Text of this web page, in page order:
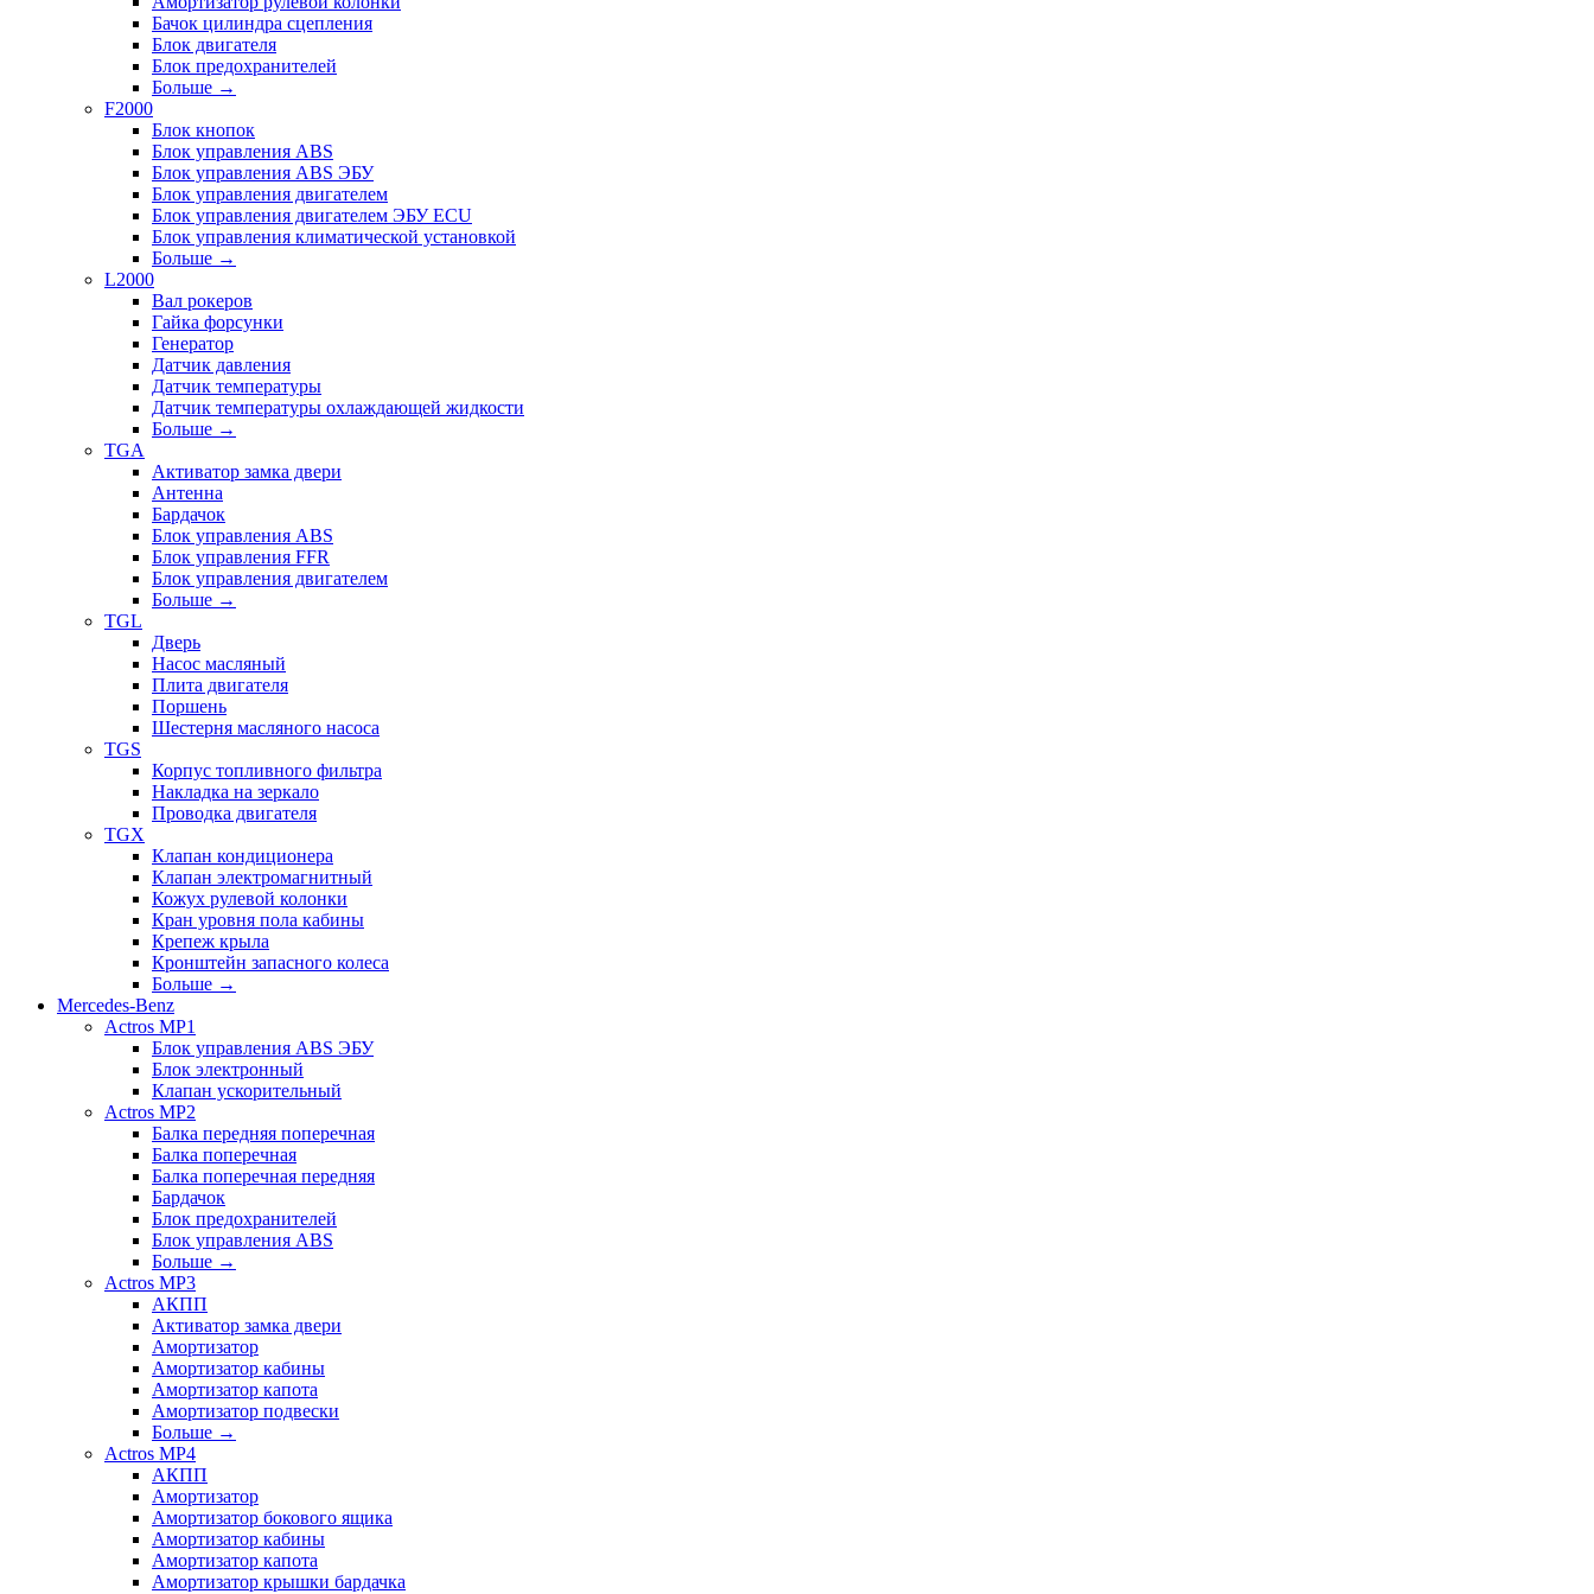
Бачок цилиндра сцепления
Блок двигателя
Блок предохранителей
Больше →
F2000
Блок кнопок
Блок управления ABS
Блок управления ABS ЭБУ
Блок управления двигателем
Блок управления двигателем ЭБУ ECU
Блок управления климатической установкой
Больше →
L2000
Вал рокеров
Гайка форсунки
Генератор
Датчик давления
Датчик температуры
Датчик температуры охлаждающей жидкости
Больше →
TGA
Активатор замка двери
Антенна
Бардачок
Блок управления ABS
Блок управления FFR
Блок управления двигателем
Больше →
TGL
Дверь
Насос масляный
Плита двигателя
Поршень
Шестерня масляного насоса
TGS
Корпус топливного фильтра
Накладка на зеркало
Проводка двигателя
TGX
Клапан кондиционера
Клапан электромагнитный
Кожух рулевой колонки
Кран уровня пола кабины
Крепеж крыла
Кронштейн запасного колеса
Больше →
Mercedes-Benz
Actros MP1
Блок управления ABS ЭБУ
Блок электронный
Клапан ускорительный
Actros MP2
Балка передняя поперечная
Балка поперечная
Балка поперечная передняя
Бардачок
Блок предохранителей
Блок управления ABS
Больше →
Actros MP3
АКПП
Активатор замка двери
Амортизатор
Амортизатор кабины
Амортизатор капота
Амортизатор подвески
Больше →
Actros MP4
АКПП
Амортизатор
Амортизатор бокового ящика
Амортизатор кабины
Амортизатор капота
Амортизатор крышки бардачка